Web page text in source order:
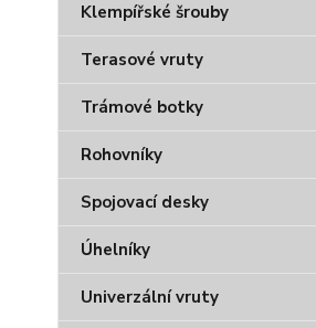
Klempířské šrouby
Terasové vruty
Trámové botky
Rohovníky
Spojovací desky
Úhelníky
Univerzální vruty